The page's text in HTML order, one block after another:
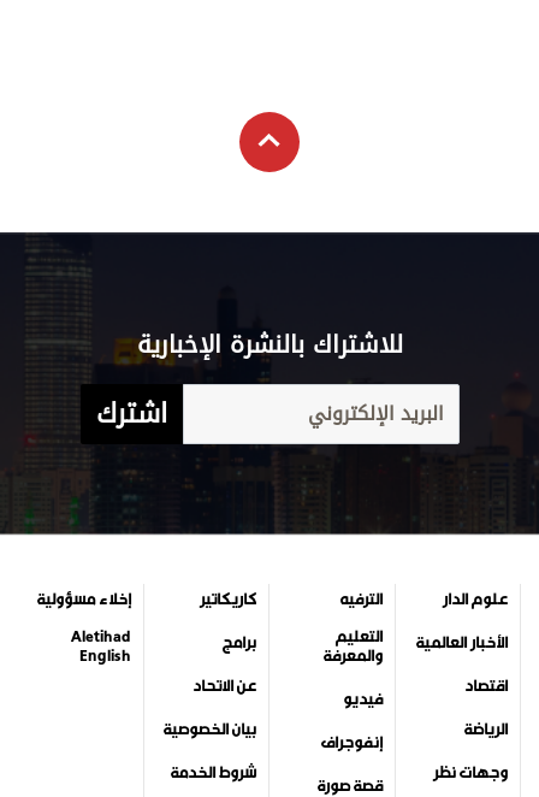
للاشتراك بالنشرة الإخبارية
اشترك
علوم الدار
الأخبار العالمية
اقتصاد
الرياضة
وجهات نظر
الترفيه
التعليم
والمعرفة
فيديو
إنفوجراف
قصة صورة
كاريكاتير
برامج
عن الاتحاد
بيان الخصوصية
شروط الخدمة
إخلاء مسؤولية
Aletihad
English